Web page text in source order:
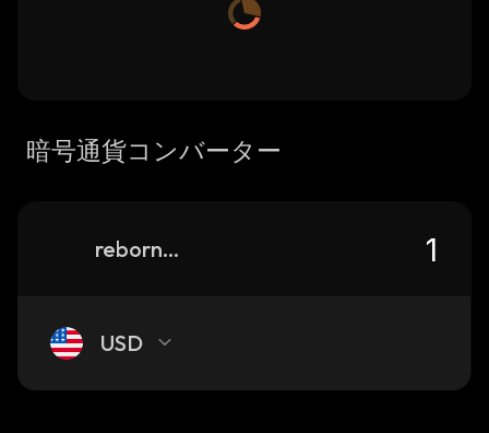
暗号通貨コンバーター
reborne-fun
USD